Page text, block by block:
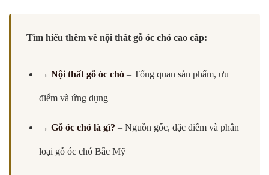
Tìm hiểu thêm về nội thất gỗ óc chó cao cấp:
→ Nội thất gỗ óc chó– Tổng quan sản phẩm, ưu
điểm và ứng dụng
→ Gỗ óc chó là gì? – Nguồn gốc, đặc điểm và phân
loại gỗ óc chó Bắc Mỹ